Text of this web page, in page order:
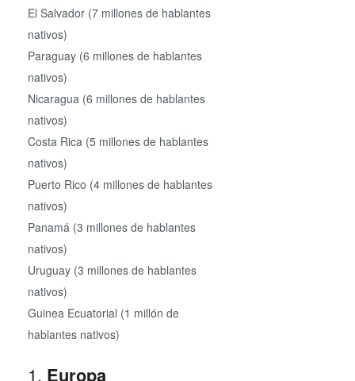
El Salvador (7 millones de hablantes
nativos)
Paraguay (6 millones de hablantes
nativos)
Nicaragua (6 millones de hablantes
nativos)
Costa Rica (5 millones de hablantes
nativos)
Puerto Rico (4 millones de hablantes
nativos)
Panamá (3 millones de hablantes
nativos)
Uruguay (3 millones de hablantes
nativos)
Guinea Ecuatorial (1 millón de
hablantes nativos)
1. Europa